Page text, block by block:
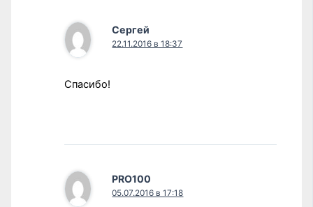
Сергей
22.11.2016 в 18:37
Спасибо!
PRO100
05.07.2016 в 17:18